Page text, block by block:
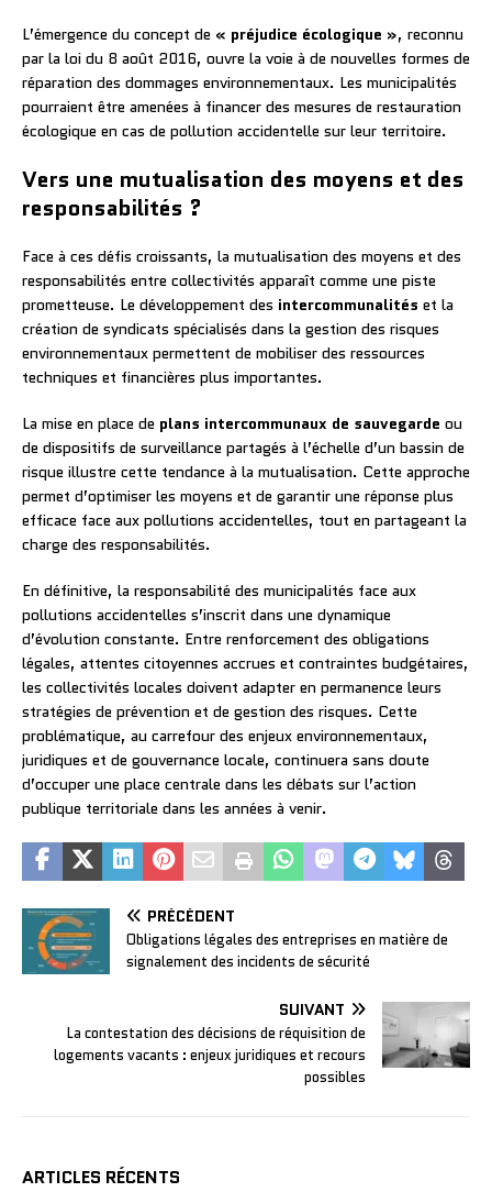
L’émergence du concept de « préjudice écologique », reconnu
par la loi du 8 août 2016, ouvre la voie à de nouvelles formes de
réparation des dommages environnementaux. Les municipalités
pourraient être amenées à financer des mesures de restauration
écologique en cas de pollution accidentelle sur leur territoire.
Vers une mutualisation des moyens et des
responsabilités ?
Face à ces défis croissants, la mutualisation des moyens et des
responsabilités entre collectivités apparaît comme une piste
prometteuse. Le développement des intercommunalités et la
création de syndicats spécialisés dans la gestion des risques
environnementaux permettent de mobiliser des ressources
techniques et financières plus importantes.
La mise en place de plans intercommunaux de sauvegarde ou
de dispositifs de surveillance partagés à l’échelle d’un bassin de
risque illustre cette tendance à la mutualisation. Cette approche
permet d’optimiser les moyens et de garantir une réponse plus
efficace face aux pollutions accidentelles, tout en partageant la
charge des responsabilités.
En définitive, la responsabilité des municipalités face aux
pollutions accidentelles s’inscrit dans une dynamique
d’évolution constante. Entre renforcement des obligations
légales, attentes citoyennes accrues et contraintes budgétaires,
les collectivités locales doivent adapter en permanence leurs
stratégies de prévention et de gestion des risques. Cette
problématique, au carrefour des enjeux environnementaux,
juridiques et de gouvernance locale, continuera sans doute
d’occuper une place centrale dans les débats sur l’action
publique territoriale dans les années à venir.
PRÉCÉDENT
Obligations légales des entreprises en matière de
signalement des incidents de sécurité
SUIVANT
La contestation des décisions de réquisition de
logements vacants : enjeux juridiques et recours
possibles
ARTICLES RÉCENTS